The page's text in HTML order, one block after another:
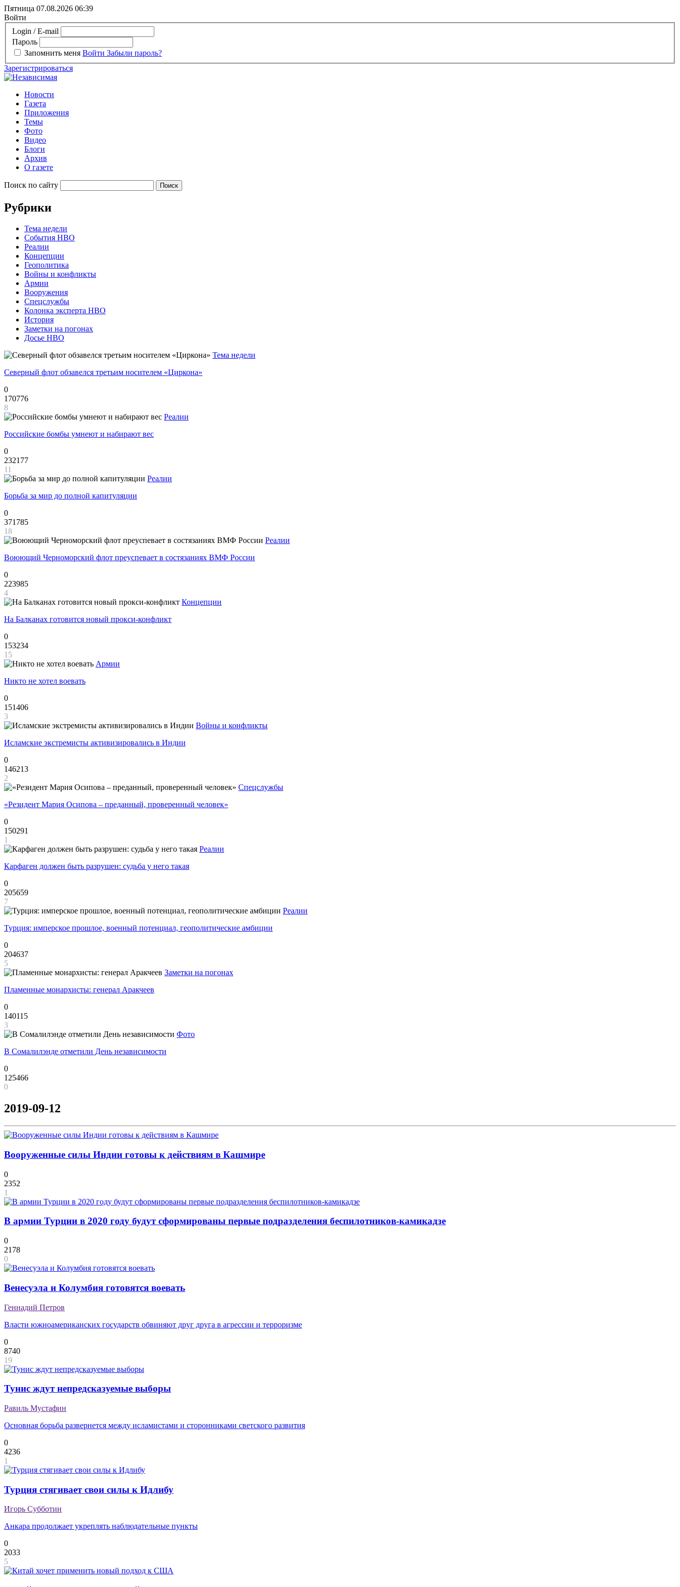
Пятница 07.08.2026 06:39
Войти
Login / E-mail
Пароль
Запомнить меня Войти Забыли пароль?
Зарегистрироваться
Новости
Газета
Приложения
Темы
Фото
Видео
Блоги
Архив
О газете
Поиск по сайту
Рубрики
Тема недели
События НВО
Реалии
Концепции
Геополитика
Войны и конфликты
Армии
Вооружения
Спецслужбы
Колонка эксперта НВО
История
Заметки на погонах
Досье НВО
Тема недели
Северный флот обзавелся третьим носителем «Циркона»
0
170776
8
Реалии
Российские бомбы умнеют и набирают вес
0
232177
11
Реалии
Борьба за мир до полной капитуляции
0
371785
18
Реалии
Воюющий Черноморский флот преуспевает в состязаниях ВМФ России
0
223985
4
Концепции
На Балканах готовится новый прокси-конфликт
0
153234
15
Армии
Никто не хотел воевать
0
151406
3
Войны и конфликты
Исламские экстремисты активизировались в Индии
0
146213
2
Спецслужбы
«Резидент Мария Осипова – преданный, проверенный человек»
0
150291
1
Реалии
Карфаген должен быть разрушен: судьба у него такая
0
205659
7
Реалии
Турция: имперское прошлое, военный потенциал, геополитические амбиции
0
204637
5
Заметки на погонах
Пламенные монархисты: генерал Аракчеев
0
140115
3
Фото
В Сомалилэнде отметили День независимости
0
125466
0
2019-09-12
Вооруженные силы Индии готовы к действиям в Кашмире
0
2352
1
В армии Турции в 2020 году будут сформированы первые подразделения беспилотников-камикадзе
0
2178
0
Венесуэла и Колумбия готовятся воевать
Геннадий Петров
Власти южноамериканских государств обвиняют друг друга в агрессии и терроризме
0
8740
19
Тунис ждут непредсказуемые выборы
Равиль Мустафин
Основная борьба развернется между исламистами и сторонниками светского развития
0
4236
1
Турция стягивает свои силы к Идлибу
Игорь Субботин
Анкара продолжает укреплять наблюдательные пункты
0
2033
5